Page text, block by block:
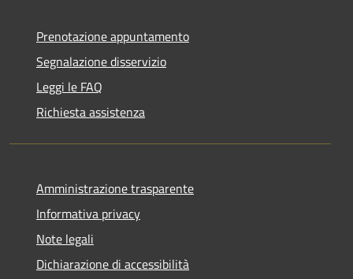
Prenotazione appuntamento
Segnalazione disservizio
Leggi le FAQ
Richiesta assistenza
Amministrazione trasparente
Informativa privacy
Note legali
Dichiarazione di accessibilità